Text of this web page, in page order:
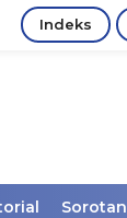
Indeks
Sorotan